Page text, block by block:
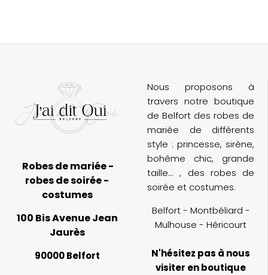
et l’ambiance de la boutique est parfaite
futures mariées !
Robes de mariée -
robes de soirée -
costumes
100 Bis Avenue Jean
Jaurès
90000 Belfort
Nous proposons à
travers notre boutique
de Belfort des robes de
mariée de différents
style : princesse, sirène,
bohême chic, grande
taille... , des robes de
soirée et costumes.
Belfort - Montbéliard -
Mulhouse - Héricourt
N'hésitez pas à nous
visiter en boutique